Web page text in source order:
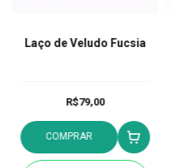
Laço de Veludo Fucsia
R$79,00
COMPRAR